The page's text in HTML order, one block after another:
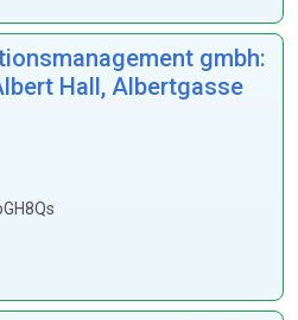
gmbh:
Hall, Albertgasse